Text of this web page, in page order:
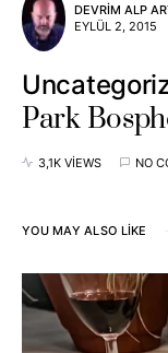
DEVRIM ALP
EYLÜL 2, 2015
Park
3,1K VIEWS NO
YOU MAY ALSO LIKE